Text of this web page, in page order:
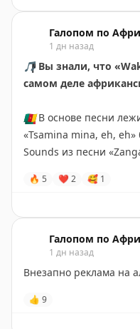
Чёрного континента,
Галопом по
1 дн назад
🎵 Вы знали, что
самом деле
🇨🇲В основе песни
«Tsamina mina, eh,
Sounds из песни
камерунских солдат.
Весь мир узнал о
года в ЮАР, и
футбольный гимн был
африканский колорит,
🔥 5 ❤ 2 🥰 1
Галопом по
1 дн назад
Внезапно реклама на
👍 9